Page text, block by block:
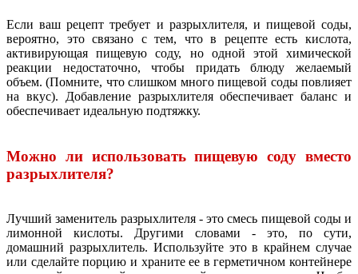
Если ваш рецепт требует и разрыхлителя, и пищевой соды,
вероятно, это связано с тем, что в рецепте есть кислота,
активирующая пищевую соду, но одной этой химической
реакции недостаточно, чтобы придать блюду желаемый
объем. (Помните, что слишком много пищевой соды повлияет
на вкус). Добавление разрыхлителя обеспечивает баланс и
обеспечивает идеальную подтяжку.
Можно ли использовать пищевую соду вместо
разрыхлителя?
Лучший заменитель разрыхлителя - это смесь пищевой соды и
лимонной кислоты. Другими словами - это, по сути,
домашний разрыхлитель. Используйте это в крайнем случае
или сделайте порцию и храните ее в герметичном контейнере